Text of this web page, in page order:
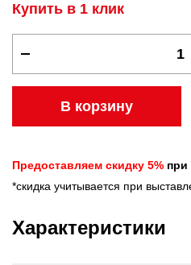
Купить в 1 клик
В корзину
Предоставляем скидку 5% при
*скидка учитывается при
Характеристики